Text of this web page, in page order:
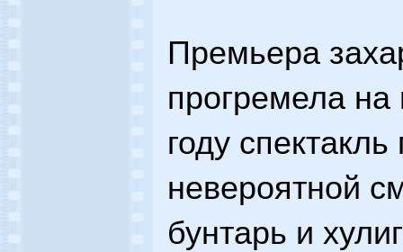
Премьера
прогремела
году
невероятной
бунтарь и